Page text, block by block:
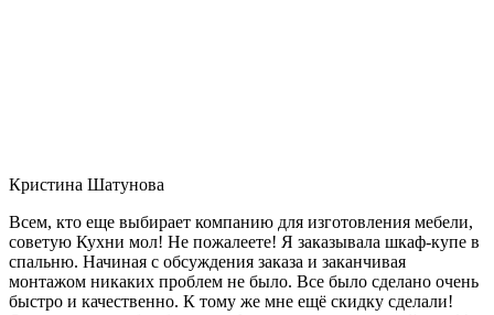
Кристина Шатунова
Всем, кто еще выбирает компанию для изготовления мебели,
советую Кухни мол! Не пожалеете! Я заказывала шкаф-купе в
спальню. Начиная с обсуждения заказа и заканчивая
монтажом никаких проблем не было. Все было сделано очень
быстро и качественно. К тому же мне ещё скидку сделали!